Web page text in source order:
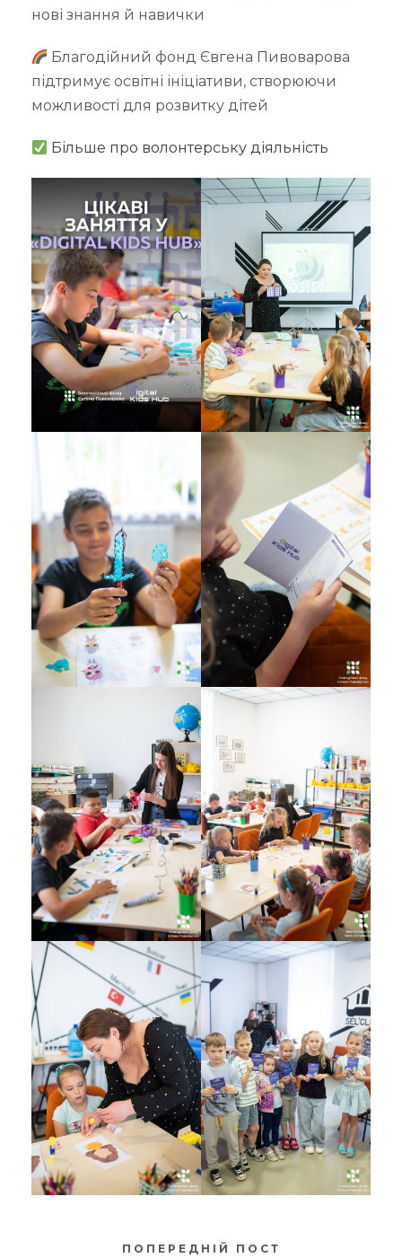
нові знання й навички
Благодійний фонд Євгена Пивоварова
підтримує освітні ініціативи, створюючи
можливості для розвитку дітей
Більше про волонтерську діяльність
ПОПЕРЕДНІЙ ПОСТ